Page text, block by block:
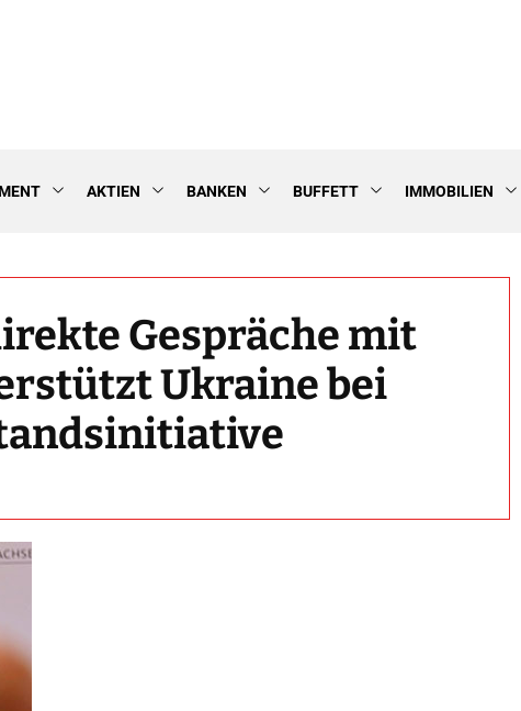
AKTIEN BANKEN BUFFETT IMMOBILIEN
Gespräche mit
Ukraine bei